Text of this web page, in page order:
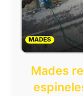
Mades